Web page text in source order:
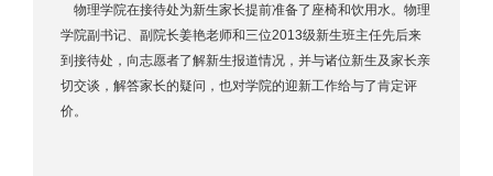
物理学院在接待处为新生家长提前准备了座椅和饮用水。物理
学院副书记、副院长姜艳老师和三位2013级新生班主任先后来
到接待处，向志愿者了解新生报道情况，并与诸位新生及家长亲
切交谈，解答家长的疑问，也对学院的迎新工作给与了肯定评
价。